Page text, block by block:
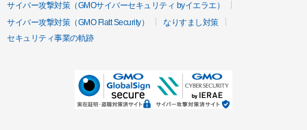
サイバー攻撃対策（GMOサイバーセキュリティ byイエラエ）
サイバー攻撃対策（GMO Flatt Security）
なりすまし対策
セキュリティ事業の軌跡